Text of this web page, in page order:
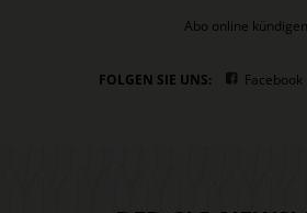
Abo online kündigen
FOLGEN SIE UNS: Facebook